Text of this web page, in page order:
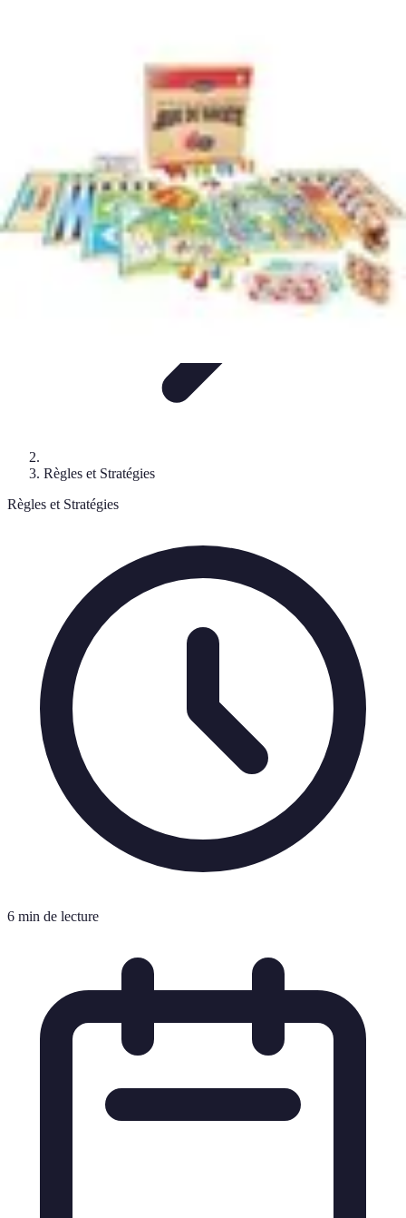
Règles et Stratégies
Règles et Stratégies
6 min de lecture